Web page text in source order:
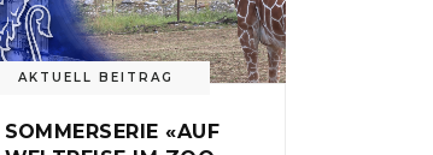
AKTUELL BEITRAG
SOMMERSERIE «AUF